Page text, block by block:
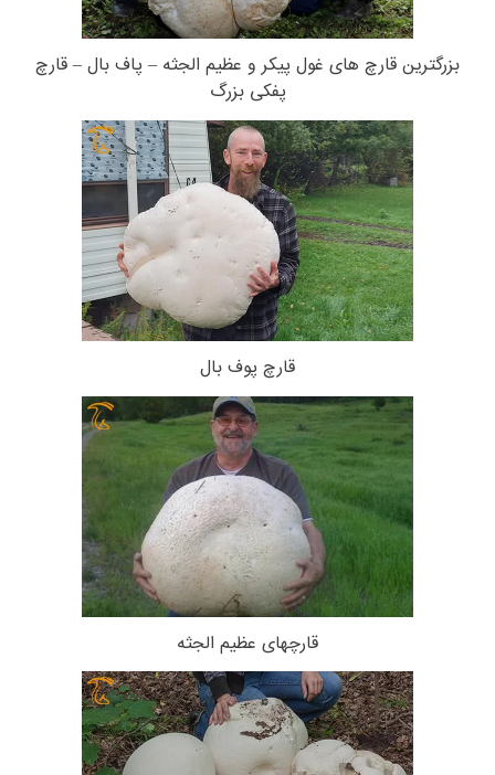
بزرگترین قارچ های غول پیکر و عظیم الجثه – پاف بال – قارچ
پفکی بزرگ
قارچ پوف‌ بال
قارچهای عظیم الجثه